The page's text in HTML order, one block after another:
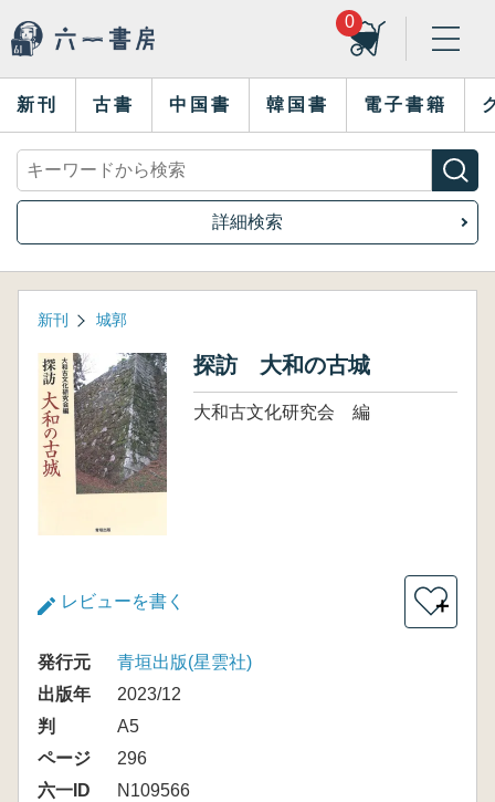
0
新刊 古書 中国書 韓国書 電子書籍
詳細検索
新刊 城郭
探訪 大和の古城
大和古文化研究会 編
レビューを書く ＋
発行元
青垣出版(星雲社)
出版年
2023/12
判
A5
ページ
296
六一ID
N109566